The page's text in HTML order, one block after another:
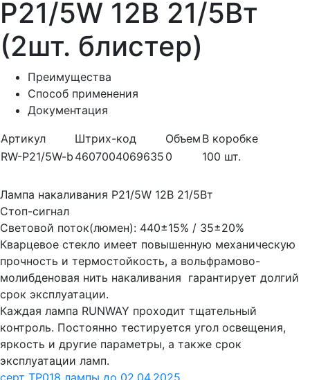
P21/5W 12В 21/5Вт
(2шт. блистер)
Преимущества
Способ применения
Документация
Артикул Штрих-код Объем В коробке
RW-P21/5W-b 4607004069635 0 100 шт.
Лампа накаливания P21/5W 12В 21/5Вт
Стоп-сигнал
Световой поток(люмен): 440±15% / 35±20%
Кварцевое стекло имеет повышенную механическую
прочность и термостойкость, а вольфрамово-
молибденовая нить накаливания гарантирует долгий
срок эксплуатации.
Каждая лампа RUNWAY проходит тщательный
контроль. Постоянно тестируется угол освещения,
яркость и другие параметры, а также срок
эксплуатации ламп.